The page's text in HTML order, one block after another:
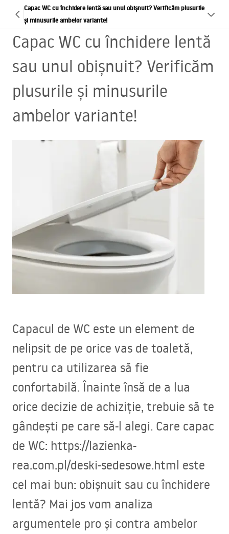
Capac WC cu închidere lentă sau unul obișnuit? Verificăm plusurile
și minusurile ambelor variante!
Capac WC cu închidere lentă
sau unul obișnuit? Verificăm
plusurile și minusurile
ambelor variante!
Capacul de WC este un element de
nelipsit de pe orice vas de toaletă,
pentru ca utilizarea să fie
confortabilă. Înainte însă de a lua
orice decizie de achiziție, trebuie să te
gândești pe care să-l alegi. Care capac
de WC: https://lazienka-
rea.com.pl/deski-sedesowe.html este
cel mai bun: obișnuit sau cu închidere
lentă? Mai jos vom analiza
argumentele pro și contra ambelor